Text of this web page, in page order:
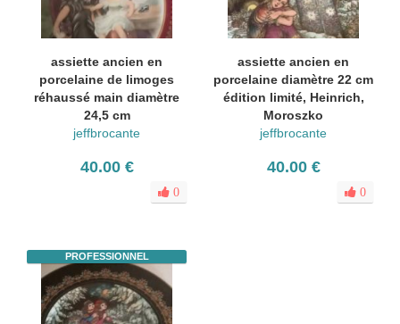
assiette ancien en
porcelaine de limoges
réhaussé main diamètre
24,5 cm
jeffbrocante
40.00 €
0
assiette ancien en
porcelaine diamètre 22 cm
édition limité, Heinrich,
Moroszko
jeffbrocante
40.00 €
0
PROFESSIONNEL